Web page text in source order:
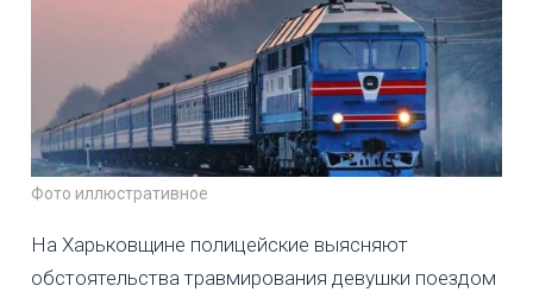
Фото иллюстративное
На Харьковщине полицейские выясняют
обстоятельства травмирования девушки поездом